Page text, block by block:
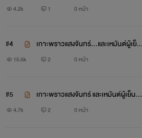
4.2k 1 0 หน้า
#4
เกาะพราวแสงจันทร์...และเหมันต์ผู้เย็น
ชา
15.6k 2 0 หน้า
#5
เกาะพราวแสงจันทร์ และเหมันต์ผู้เย็นชา
ต่อค่ะ
4.7k 2 0 หน้า